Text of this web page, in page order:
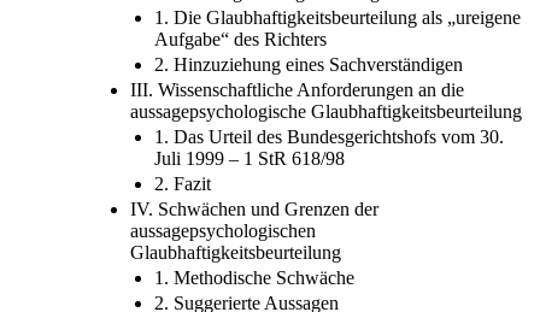
II. Glaubhaftigkeitsbegutachtung
1. Die Glaubhaftigkeitsbeurteilung als „ureigene
Aufgabe“ des Richters
2. Hinzuziehung eines Sachverständigen
III. Wissenschaftliche Anforderungen an die
aussagepsychologische Glaubhaftigkeitsbeurteilung
1. Das Urteil des Bundesgerichtshofs vom 30.
Juli 1999 – 1 StR 618/98
2. Fazit
IV. Schwächen und Grenzen der
aussagepsychologischen
Glaubhaftigkeitsbeurteilung
1. Methodische Schwäche